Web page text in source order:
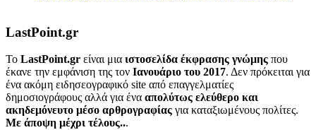
LastPoint.gr
To LastPoint.gr είναι μια ιστοσελίδα έκφρασης γνώμης που
έκανε την εμφάνιση της τον Ιανουάριο του 2017. Δεν πρόκειται για
ένα ακόμη ειδησεογραφικό site από επαγγελματίες
δημοσιογράφους αλλά για ένα απολύτως ελεύθερο και
ακηδεμόνευτο μέσο αρθρογραφίας για καταξιωμένους πολίτες.
Με άποψη μέχρι τέλους...